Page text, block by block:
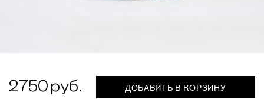
2750 ДОБАВИТЬ В КОРЗИНУ